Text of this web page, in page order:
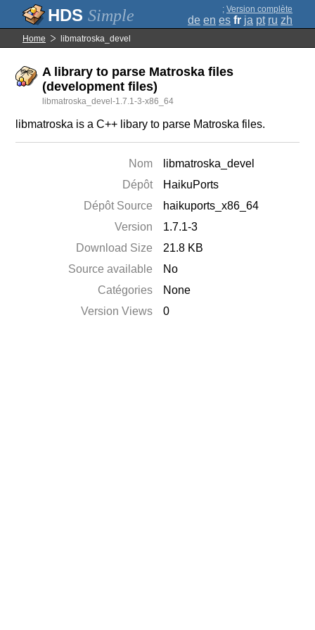
Simple ; Version complète
de en es fr ja pt ru zh
Home libmatroska_devel
A library to parse Matroska files
(development files)
libmatroska_devel-1.7.1-3-x86_64
libmatroska is a C++ libary to parse Matroska files.
Nom
libmatroska_devel
Dépôt
HaikuPorts
Dépôt Source
haikuports_x86_64
Version
1.7.1-3
Download Size
21.8 KB
Source available
No
Catégories
None
Version Views
0